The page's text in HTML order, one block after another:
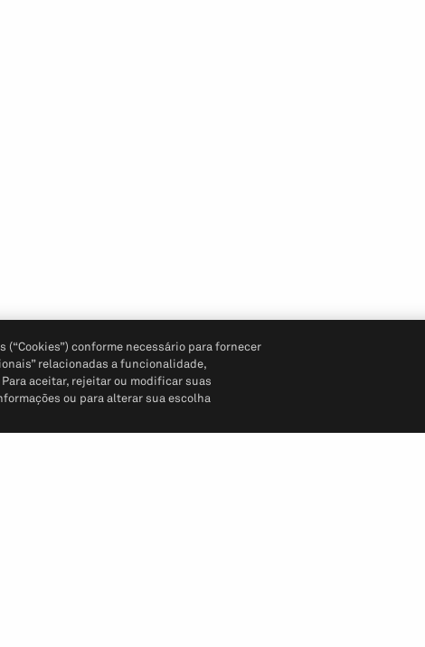
conforme necessário para fornecer
relacionadas a funcionalidade,
aceitar, rejeitar ou modificar suas
ou para alterar sua escolha